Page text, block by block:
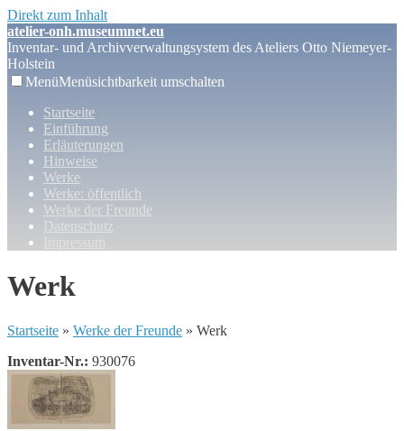
Direkt zum Inhalt
atelier-onh.museumnet.eu
Inventar- und Archivverwaltungsystem des Ateliers Otto Niemeyer-
Holstein
MenüMenüsichtbarkeit umschalten
Startseite
Einführung
Erläuterungen
Hinweise
Werke
Werke: öffentlich
Werke der Freunde
Datenschutz
Impressum
Werk
Startseite » Werke der Freunde » Werk
Inventar-Nr.: 930076